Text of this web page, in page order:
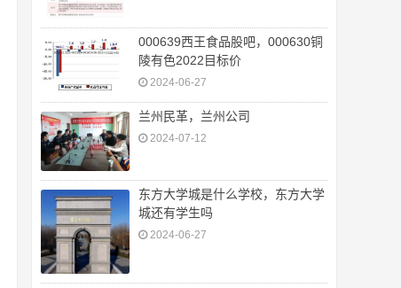
000639西王食品股吧，000630铜
陵有色2022目标价
2024-06-27
兰州民革，兰州公司
2024-07-12
东方大学城是什么学校，东方大学
城还有学生吗
2024-06-27